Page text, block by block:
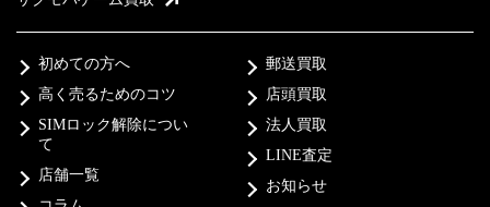
初めての方へ
高く売るためのコツ
SIMロック解除につい
て
店舗一覧
郵送買取
店頭買取
法人買取
LINE査定
お知らせ